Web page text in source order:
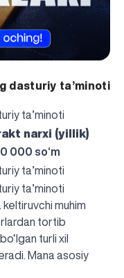
dasturiy ta’minoti
ta’minoti
narxi (yillik)
000 so‘m
ta’minoti
ta’minoti
muhim
tortib
turli xil
Mana asosiy